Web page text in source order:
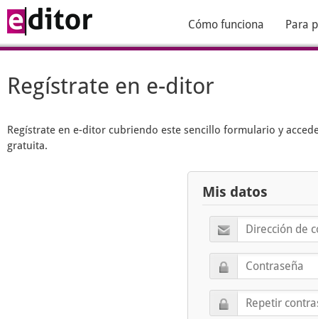
Cómo funciona Para
Regístrate en e-ditor
Regístrate en e-ditor cubriendo este sencillo formulario y
gratuita.
Mis datos